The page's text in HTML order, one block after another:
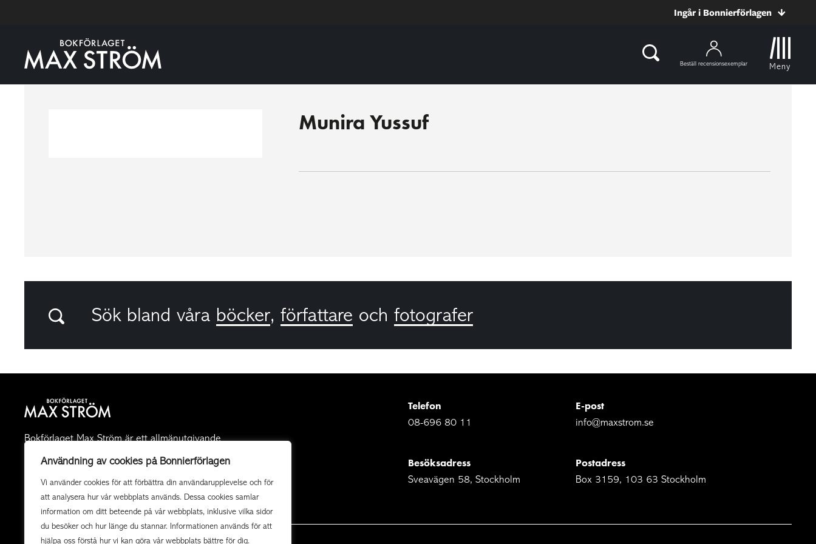
Användning av cookies på Bonnierförlagen
Vi använder cookies för att förbättra din användarupplevelse och för
att analysera hur vår webbplats används. Dessa cookies samlar
information om ditt beteende på vår webbplats, inklusive vilka sidor
du besöker och hur länge du stannar. Informationen används för att
hjälpa oss förstå hur vi kan göra vår webbplats bättre för dig.
Ingår i Bonnierförlagen
Beställ recensionsexemplar Meny
Munira Yussuf
Sök bland våra böcker, författare och fotografer
Bokförlaget Max Ström är ett allmänutgivande
fackboksförlag och ett av landets mest högkvalitativa
utgivare av illustrerade böcker. Vi producerar också
uppdragsböcker av högsta kvalitet i samarbete med
organisationer och företag.
Telefon
08-696 80 11
E-post
info@maxstrom.se
Besöksadress
Sveavägen 58, Stockholm
Postadress
Box 3159, 103 63 Stockholm